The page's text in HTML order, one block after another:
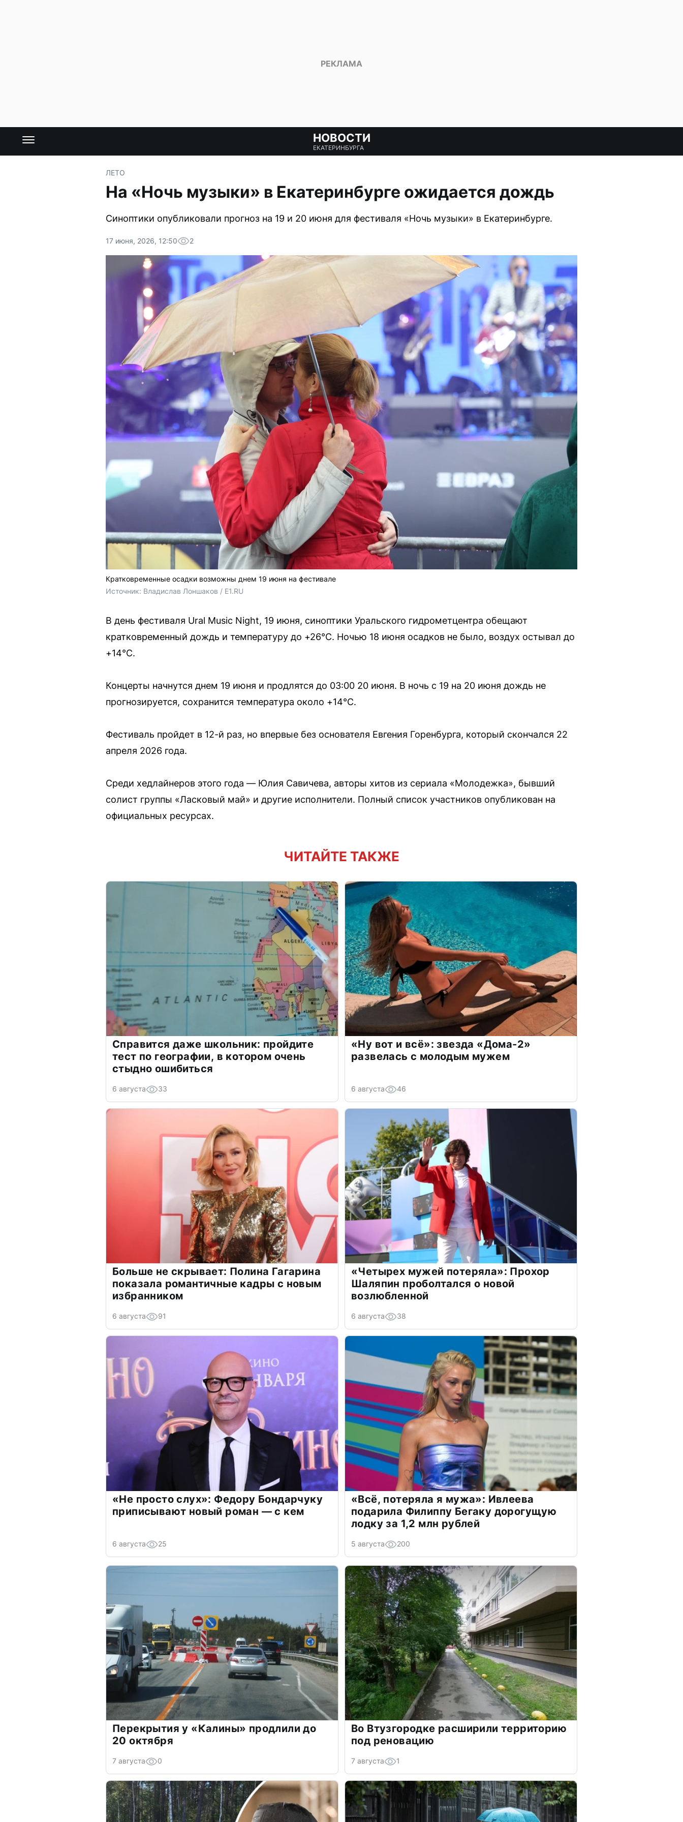
НОВОСТИ
ЕКАТЕРИНБУРГА
ЛЕТО
На «Ночь музыки» в Екатеринбурге ожидается дождь
Синоптики опубликовали прогноз на 19 и 20 июня для фестиваля «Ночь музыки» в Екатеринбурге.
17 июня, 2026, 12:50 2
Кратковременные осадки возможны днем 19 июня на фестивале
Источник: Владислав Лоншаков / E1.RU
В день фестиваля Ural Music Night, 19 июня, синоптики Уральского гидрометцентра обещают
кратковременный дождь и температуру до +26°С. Ночью 18 июня осадков не было, воздух остывал до
+14°С.
Концерты начнутся днем 19 июня и продлятся до 03:00 20 июня. В ночь с 19 на 20 июня дождь не
прогнозируется, сохранится температура около +14°С.
Фестиваль пройдет в 12-й раз, но впервые без основателя Евгения Горенбурга, который скончался 22
апреля 2026 года.
Среди хедлайнеров этого года — Юлия Савичева, авторы хитов из сериала «Молодежка», бывший
солист группы «Ласковый май» и другие исполнители. Полный список участников опубликован на
официальных ресурсах.
ЧИТАЙТЕ ТАКЖЕ
Справится даже школьник: пройдите
тест по географии, в котором очень
стыдно ошибиться
6 августа 33
«Ну вот и всё»: звезда «Дома-2»
развелась с молодым мужем
6 августа 46
Больше не скрывает: Полина Гагарина
показала романтичные кадры с новым
избранником
6 августа 91
«Четырех мужей потеряла»: Прохор
Шаляпин проболтался о новой
возлюбленной
6 августа 38
«Не просто слух»: Федору Бондарчуку
приписывают новый роман — с кем
6 августа 25
«Всё, потеряла я мужа»: Ивлеева
подарила Филиппу Бегаку дорогущую
лодку за 1,2 млн рублей
5 августа 200
Перекрытия у «Калины» продлили до
20 октября
7 августа 0
Во Втузгородке расширили территорию
под реновацию
7 августа 1